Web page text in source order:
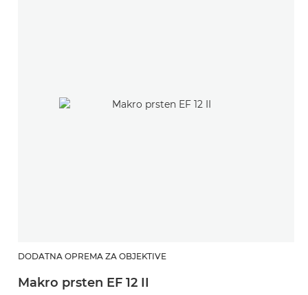
DODATNA OPREMA ZA OBJEKTIVE
Makro prsten EF 12 II